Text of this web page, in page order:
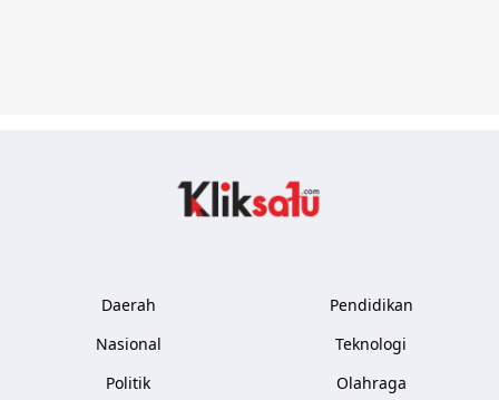
Daerah
Nasional
Politik
Pendidikan
Teknologi
Olahraga